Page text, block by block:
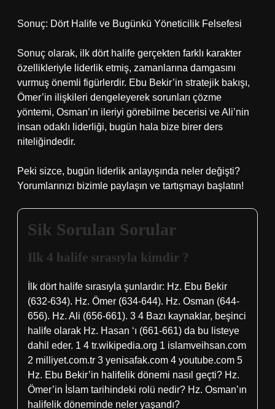
Sonuç: Dört Halife ve Bugünkü Yöneticilik Felsefesi
Sonuç olarak, ilk dört halife gerçekten farklı karakter
özellikleriyle liderlik etmiş, zamanlarına damgasını
vurmuş önemli figürlerdir. Ebu Bekir’in stratejik bakışı,
Ömer’in ilişkileri dengeleyerek sorunları çözme
yöntemi, Osman’ın ileriyi görebilme becerisi ve Ali’nin
insan odaklı liderliği, bugün hala bize birer ders
niteliğindedir.
Peki sizce, bugün liderlik anlayışında neler değişti?
Yorumlarınızı bizimle paylaşın ve tartışmayı başlatın!
Sik Sorulan Sorular
Ilk 4 halife sırasıyla kimdir ?
İlk dört halife sırasıyla şunlardır: Hz. Ebu Bekir
(632-634). Hz. Ömer (634-644). Hz. Osman (644-
656). Hz. Ali (656-661). 3 4 Bazı kaynaklar, beşinci
halife olarak Hz. Hasan ‘ı (661-661) da bu listeye
dahil eder. 1 4 tr.wikipedia.org 1 islamveihsan.com
2 milliyet.com.tr 3 yenisafak.com 4 youtube.com 5
Hz. Ebu Bekir’in halifelik dönemi nasıl geçti? Hz.
Ömer’in İslam tarihindeki rolü nedir? Hz. Osman’ın
halifelik döneminde neler yaşandı?